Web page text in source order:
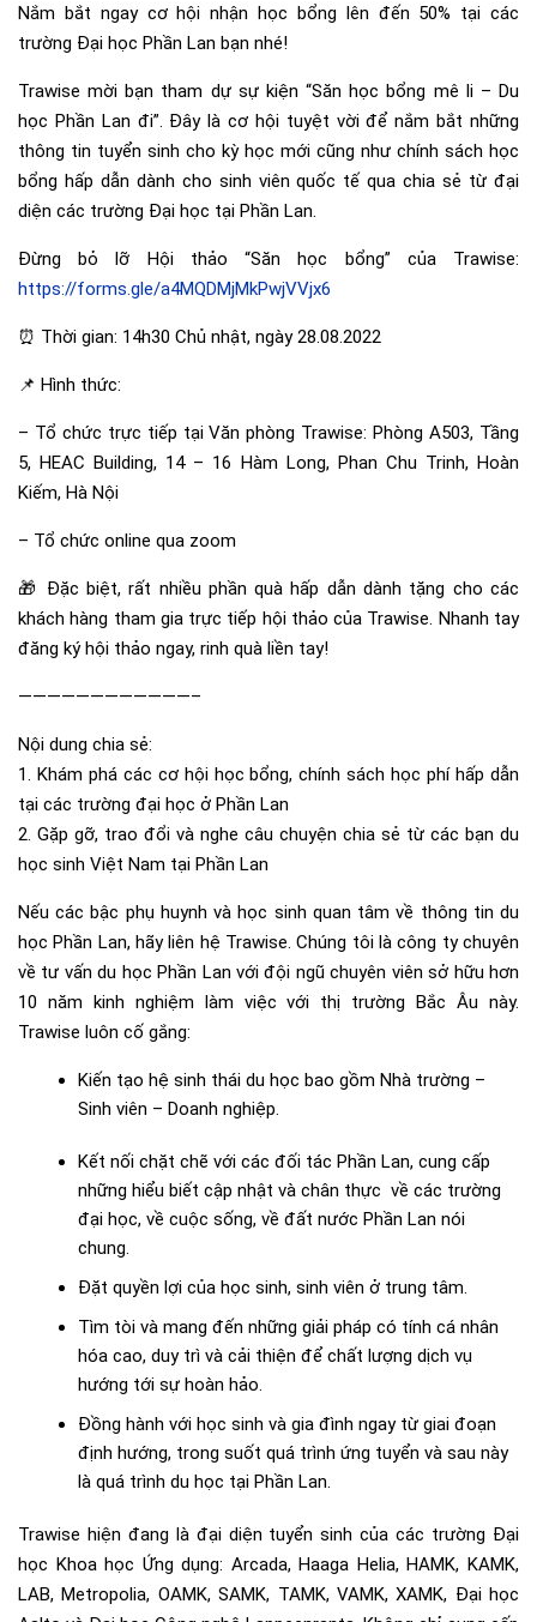
Nắm bắt ngay cơ hội nhận học bổng lên đến 50% tại các
trường Đại học Phần Lan bạn nhé!
Trawise mời bạn tham dự sự kiện “Săn học bổng mê li – Du
học Phần Lan đi”. Đây là cơ hội tuyệt vời để nắm bắt những
thông tin tuyển sinh cho kỳ học mới cũng như chính sách học
bổng hấp dẫn dành cho sinh viên quốc tế qua chia sẻ từ đại
diện các trường Đại học tại Phần Lan.
Đừng bỏ lỡ Hội thảo “Săn học bổng” của Trawise:
https://forms.gle/a4MQDMjMkPwjVVjx6
⏰ Thời gian: 14h30 Chủ nhật, ngày 28.08.2022
📌 Hình thức:
– Tổ chức trực tiếp tại Văn phòng Trawise: Phòng A503, Tầng
5, HEAC Building, 14 – 16 Hàm Long, Phan Chu Trinh, Hoàn
Kiếm, Hà Nội
– Tổ chức online qua zoom
🎁 Đặc biệt, rất nhiều phần quà hấp dẫn dành tặng cho các
khách hàng tham gia trực tiếp hội thảo của Trawise. Nhanh tay
đăng ký hội thảo ngay, rinh quà liền tay!
————————————–
Nội dung chia sẻ:
1. Khám phá các cơ hội học bổng, chính sách học phí hấp dẫn
tại các trường đại học ở Phần Lan
2. Gặp gỡ, trao đổi và nghe câu chuyện chia sẻ từ các bạn du
học sinh Việt Nam tại Phần Lan
Nếu các bậc phụ huynh và học sinh quan tâm về thông tin du
học Phần Lan, hãy liên hệ Trawise. Chúng tôi là công ty chuyên
về tư vấn du học Phần Lan với đội ngũ chuyên viên sở hữu hơn
10 năm kinh nghiệm làm việc với thị trường Bắc Âu này.
Trawise luôn cố gắng:
Kiến tạo hệ sinh thái du học bao gồm Nhà trường –
Sinh viên – Doanh nghiệp.
Kết nối chặt chẽ với các đối tác Phần Lan, cung cấp
những hiểu biết cập nhật và chân thực về các trường
đại học, về cuộc sống, về đất nước Phần Lan nói
chung.
Đặt quyền lợi của học sinh, sinh viên ở trung tâm.
Tìm tòi và mang đến những giải pháp có tính cá nhân
hóa cao, duy trì và cải thiện để chất lượng dịch vụ
hướng tới sự hoàn hảo.
Đồng hành với học sinh và gia đình ngay từ giai đoạn
định hướng, trong suốt quá trình ứng tuyển và sau này
là quá trình du học tại Phần Lan.
Trawise hiện đang là đại diện tuyển sinh của các trường Đại
học Khoa học Ứng dụng: Arcada, Haaga Helia, HAMK, KAMK,
LAB, Metropolia, OAMK, SAMK, TAMK, VAMK, XAMK, Đại học